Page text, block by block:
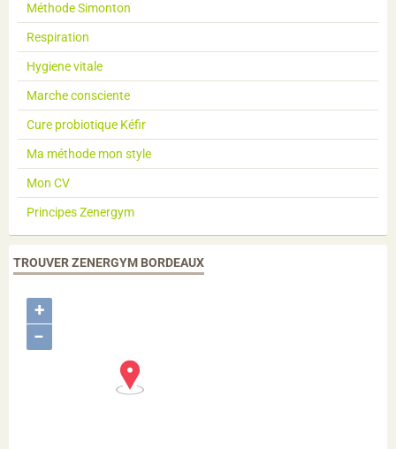
Méthode Simonton
Respiration
Hygiene vitale
Marche consciente
Cure probiotique Kéfir
Ma méthode mon style
Mon CV
Principes Zenergym
TROUVER ZENERGYM BORDEAUX
+
−